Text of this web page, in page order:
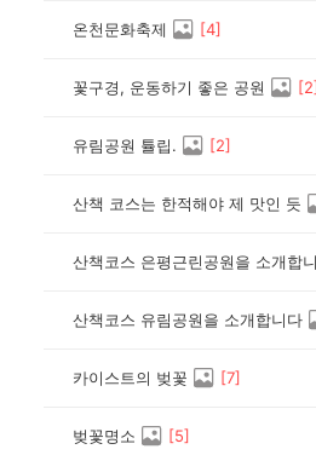
온천문화축제 [4]
꽃구경, 운동하기 좋은 공원 [2
유림공원 튤립. [2]
산책 코스는 한적해야 제 맛인 듯
산책코스 은평근린공원을 소개합
산책코스 유림공원을 소개합니다
카이스트의 벚꽃 [7]
벚꽃명소 [5]